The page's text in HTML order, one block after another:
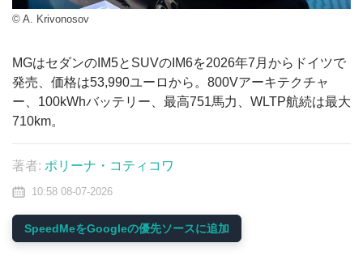
© A. Krivonosov
MGはセダンのIM5とSUVのIM6を2026年7月からドイツで
発売、価格は53,990ユーロから。800Vアーキテクチャ
ー、100kWhバッテリー、最高751馬力、WLTP航続は最大
710km。
著者: ポリーナ・コティコワ
10:58 08-07-2026
SpeedMeをGoogleの優先ソースに追加